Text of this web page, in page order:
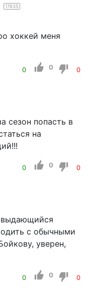
17635
хоккей меня
0 0 0
сезон попасть в
на
0 0 0
с обычными
уверен,
0 0 0